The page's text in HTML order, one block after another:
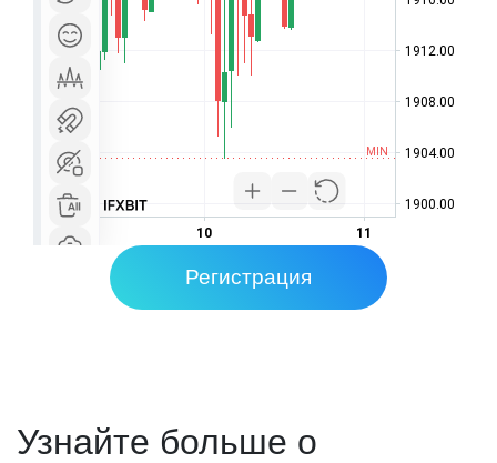
Регистрация
Узнайте больше о